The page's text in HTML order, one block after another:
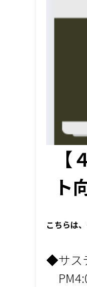
ト
こちらは
◆サス